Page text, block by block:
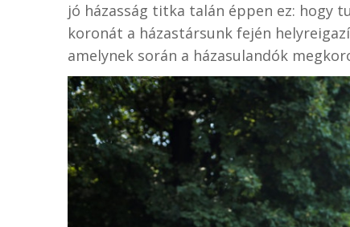
jó házasság titka talán éppen ez: hogy
koronát a házastársunk fején
amelynek során a házasulandók